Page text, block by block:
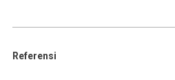
Referensi